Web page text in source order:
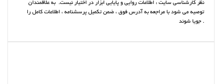
نظر کارشناسی سایت : اطلاعات روایی و پایایی ابزار در اختیار نیست. به علاقمندان
توصیه می شود با مراجعه به آدرس فوق ، ضمن تکمیل پرسشنامه ، اطلاعات کامل را
جویا شوند .